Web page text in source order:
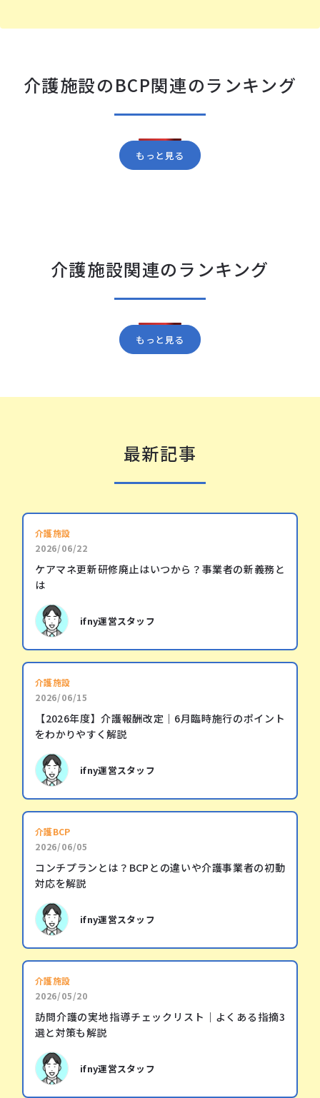
介護施設のBCP関連のランキング
もっと見る
介護施設関連のランキング
もっと見る
最新記事
介護施設
2026/06/22
ケアマネ更新研修廃止はいつから？事業者の新義務と
は
ifny運営スタッフ
介護施設
2026/06/15
【2026年度】介護報酬改定｜6月臨時施行のポイント
をわかりやすく解説
ifny運営スタッフ
介護BCP
2026/06/05
コンチプランとは？BCPとの違いや介護事業者の初動
対応を解説
ifny運営スタッフ
介護施設
2026/05/20
訪問介護の実地指導チェックリスト｜よくある指摘3
選と対策も解説
ifny運営スタッフ